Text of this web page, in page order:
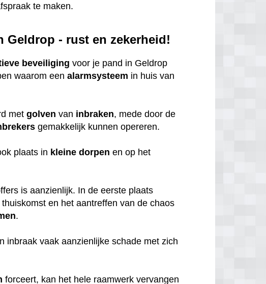
te maken.
Geldrop - rust en zekerheid!
beveiliging voor je pand in Geldrop
waarom eenalarmsysteem in huis van
metgolven van inbraken, mede door de
gemakkelijk kunnen opereren.
plaats in kleine dorpen en op het
is aanzienlijk. In de eerste plaats
en het aantreffen van de chaos
.
inbraak vaak aanzienlijke schade met zich
forceert, kan het hele raamwerk vervangen